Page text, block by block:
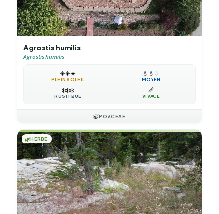
Agrostis humilis
Agrostis humilis
☀️☀️☀️
PLEIN SOLEIL
💧 💧 💧
MOYEN
❄️❄️❄️
RUSTIQUE
📏
VIVACE
🍃POACEAE
🌿HERBE